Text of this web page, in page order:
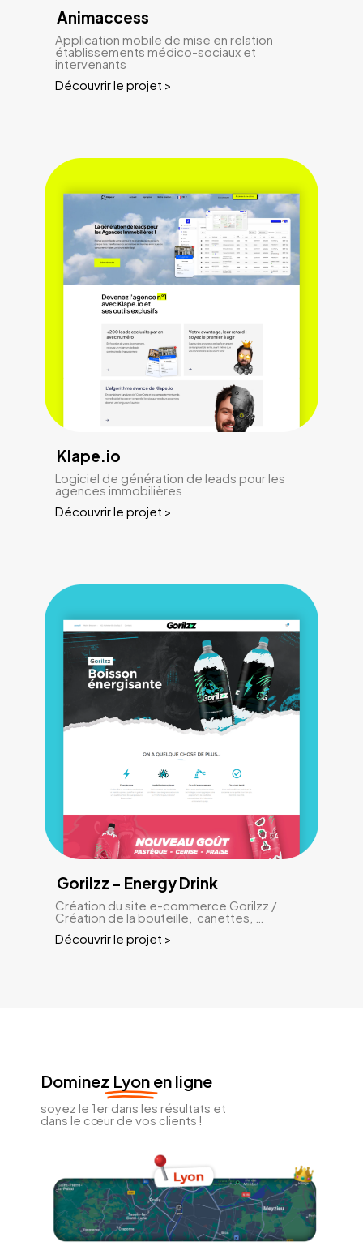
Animaccess
Application mobile de mise en relation
établissements médico-sociaux et
intervenants
Découvrir le projet >
Klape.io
Logiciel de génération de leads pour les
agences immobilières
Découvrir le projet >
Gorilzz - Energy Drink
Création du site e-commerce Gorilzz /
Création de la bouteille, canettes, …
Découvrir le projet >
Dominez Lyon en ligne
soyez le 1er dans les résultats et
dans le cœur de vos clients !